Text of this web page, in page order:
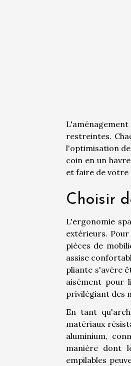
restreintes.
l'optimisation
coin en un
et faire de
Choisir
L'ergonomie
extérieurs.
pièces de
assise
pliante s'avère
aisément pour
privilégiant des
En tant
matériaux
aluminium,
manière dont
empilables